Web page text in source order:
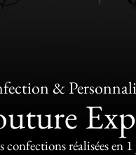
&
confections réalisées en